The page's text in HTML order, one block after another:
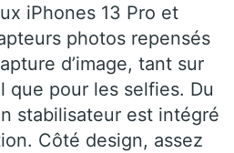
iPhones 13 Pro et
photos repensés
d’image, tant sur
que pour les selfies. Du
stabilisateur est intégré
Côté design, assez